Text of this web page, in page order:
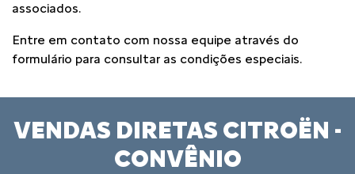
associados.
Entre em contato com nossa equipe através do
formulário para consultar as condições especiais.
VENDAS DIRETAS CITROËN -
CONVÊNIO